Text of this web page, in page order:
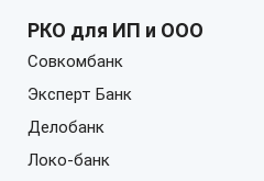
РКО для ИП и ООО
Совкомбанк
Эксперт Банк
Делобанк
Локо-банк